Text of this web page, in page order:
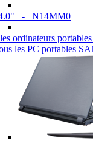
- N14MM0
les PC portables